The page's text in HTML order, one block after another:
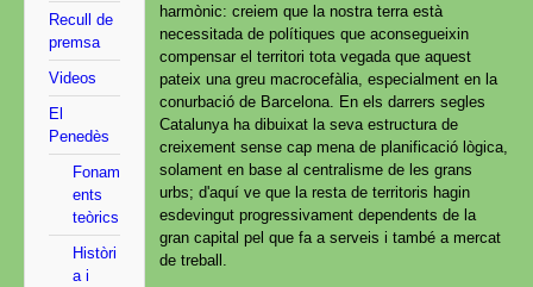
Recull de
premsa
Videos
El
Penedès
Fonam
ents
teòrics
Històri
a i
harmònic: creiem que la nostra terra està
necessitada de polítiques que aconsegueixin
compensar el territori tota vegada que aquest
pateix una greu macrocefàlia, especialment en la
conurbació de Barcelona. En els darrers segles
Catalunya ha dibuixat la seva estructura de
creixement sense cap mena de planificació lògica,
solament en base al centralisme de les grans
urbs; d'aquí ve que la resta de territoris hagin
esdevingut progressivament dependents de la
gran capital pel que fa a serveis i també a mercat
de treball.